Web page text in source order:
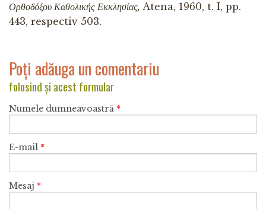
Ορθοδόξου Καθολικής Εκκλησίας, Atena, 1960, t. I, pp.
443, respectiv 503.
Poți adăuga un comentariu
folosind și acest formular
Numele dumneavoastră *
E-mail *
Mesaj *